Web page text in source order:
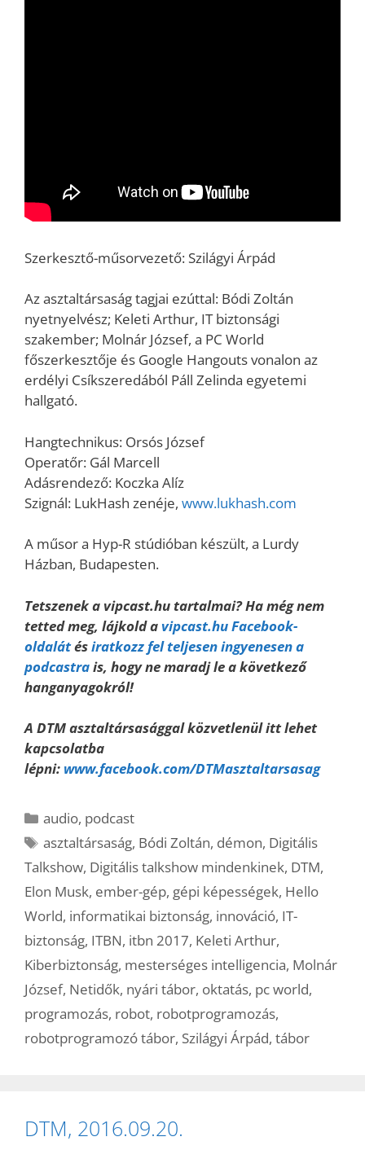
Szerkesztő-műsorvezető: Szilágyi Árpád
Az asztaltársaság tagjai ezúttal: Bódi Zoltán
nyetnyelvész; Keleti Arthur, IT biztonsági
szakember; Molnár József, a PC World
főszerkesztője és Google Hangouts vonalon az
erdélyi Csíkszeredából Páll Zelinda egyetemi
hallgató.
Hangtechnikus: Orsós József
Operatőr: Gál Marcell
Adásrendező: Koczka Alíz
Szignál: LukHash zenéje, www.lukhash.com
A műsor a Hyp-R stúdióban készült, a Lurdy
Házban, Budapesten.
Tetszenek a vipcast.hu tartalmai? Ha még nem
tetted meg, lájkold a vipcast.hu Facebook-
oldalátésiratkozz fel teljesen ingyenesen a
podcastrais, hogy ne maradj le a következő
hanganyagokról!
A DTM asztaltársasággal közvetlenül itt lehet
kapcsolatba
lépni: www.facebook.com/DTMasztaltarsasag
Kategória
audio, podcast
Címkék
asztaltársaság, Bódi Zoltán, démon, Digitális
Talkshow, Digitális talkshow mindenkinek, DTM,
Elon Musk, ember-gép, gépi képességek, Hello
World, informatikai biztonság, innováció, IT-
biztonság, ITBN, itbn 2017, Keleti Arthur,
Kiberbiztonság, mesterséges intelligencia, Molnár
József, Netidők, nyári tábor, oktatás, pc world,
programozás, robot, robotprogramozás,
robotprogramozó tábor, Szilágyi Árpád, tábor
DTM, 2016.09.20.